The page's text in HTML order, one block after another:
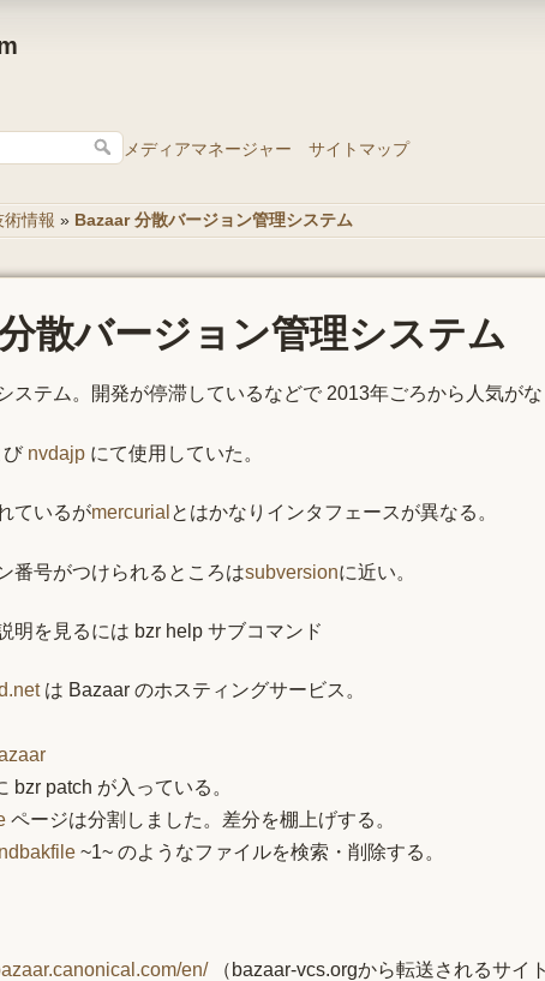
メディアマネージャー サイトマップ
術情報 » Bazaar 分散バージョン管理システム
散バージョン管理システム
ステム。開発が停滞しているなどで 2013年ごろから人気がな
び nvdajp にて使用していた。
ているがmercurial とはかなりインタフェースが異なる。
番号がつけられるところはsubversionに近い。
明を見るには bzr help サブコマンド
は Bazaar のホスティングサービス。
bzr patch が入っている。
ページは分割しました。差分を棚上げする。
~1~ のようなファイルを検索・削除する。
en/（bazaar-vcs.orgから転送されるサイト